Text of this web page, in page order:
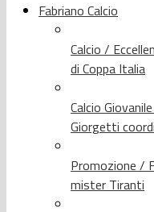
Fabriano Calcio
Calcio /
di Coppa Italia
Calcio
Giorgetti
Promozione /
mister Tiranti